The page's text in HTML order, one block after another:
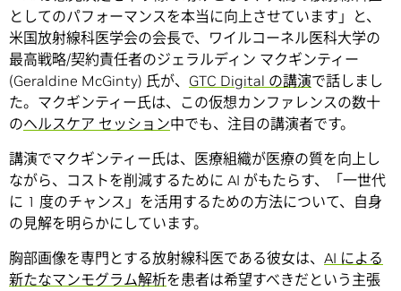
としてのパフォーマンスを本当に向上させています」と、
米国放射線科医学会の会長で、ワイルコーネル医科大学の
最高戦略/契約責任者のジェラルディン マクギンティー
(Geraldine McGinty) 氏が、 GTC Digital の講演で話しまし
た。マクギンティー氏は、この仮想カンファレンスの数十
のヘルスケア セッション中でも、注目の講演者です。
講演でマクギンティー氏は、医療組織が医療の質を向上し
ながら、コストを削減するために AI がもたらす、「一世代
に 1 度のチャンス」を活用するための方法について、自身
の見解を明らかにしています。
胸部画像を専門とする放射線科医である彼女は、 AI による
新たなマンモグラム解析を患者は希望すべきだという主張